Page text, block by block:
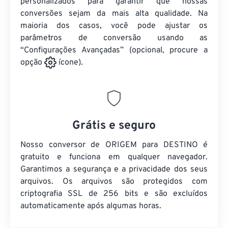
conversões sejam da mais alta qualidade. Na
maioria dos casos, você pode ajustar os
parâmetros de conversão usando as
“Configurações Avançadas” (opcional, procure a
opção
ícone).
Grátis e seguro
Nosso conversor de ORIGEM para DESTINO é
gratuito e funciona em qualquer navegador.
Garantimos a segurança e a privacidade dos seus
arquivos. Os arquivos são protegidos com
criptografia SSL de 256 bits e são excluídos
automaticamente após algumas horas.